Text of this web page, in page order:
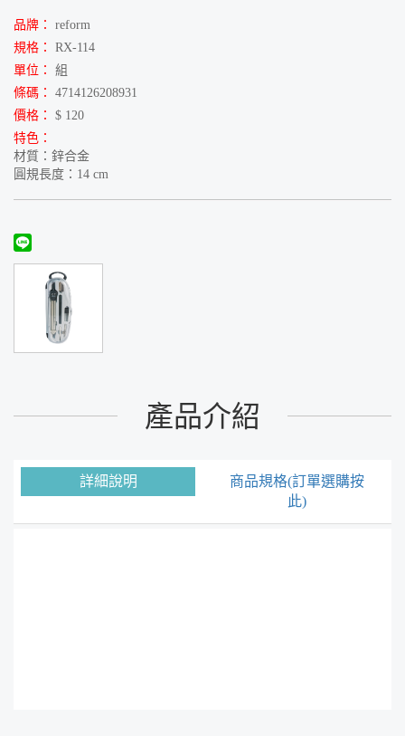
品牌：
reform
規格：
RX-114
單位：
組
條碼：
4714126208931
價格：
$ 120
特色：
材質：鋅合金
圓規長度：14 cm
產品介紹
詳細說明
商品規格(訂單選購按
此)